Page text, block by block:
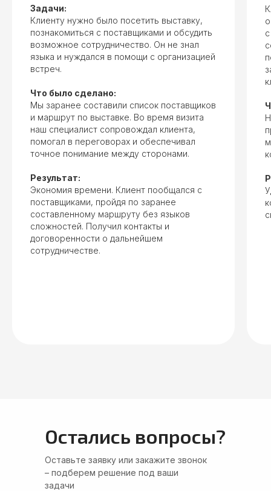
Задачи:
Клиенту нужно было посетить выставку,
познакомиться с поставщиками и обсудить
возможное сотрудничество. Он не знал
языка и нуждался в помощи с организацией
встреч.
Что было сделано:
Мы заранее составили список поставщиков
и маршрут по выставке. Во время визита
наш специалист сопровождал клиента,
помогал в переговорах и обеспечивал
точное понимание между сторонами.
Результат:
Экономия времени. Клиент пообщался с
поставщиками, пройдя по заранее
составленному маршруту без языков
сложностей. Получил контакты и
договоренности о дальнейшем
сотрудничестве.
Оставьте заявку или закажите звонок
– подберем решение под ваши
задачи
Остались вопросы?
Другие услуги
Офис в России